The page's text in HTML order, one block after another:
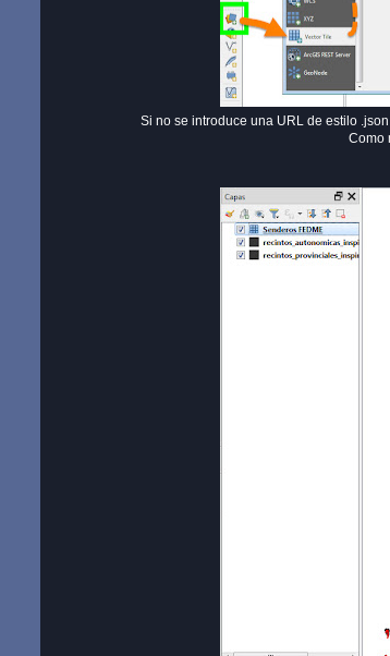
Si no se introduce una URL de estilo
Como